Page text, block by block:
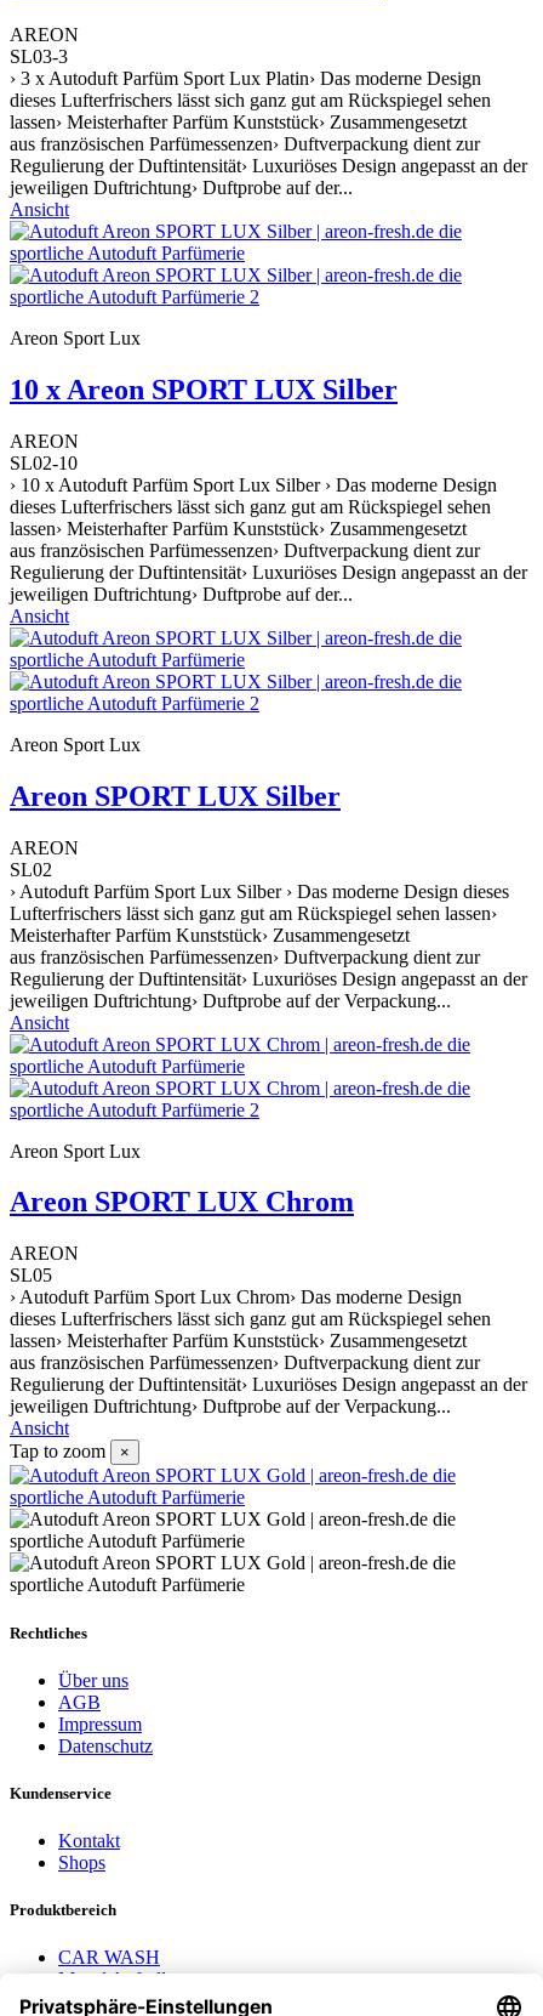
AREON
SL03-3
› 3 x Autoduft Parfüm Sport Lux Platin› Das moderne Design
dieses Lufterfrischers lässt sich ganz gut am Rückspiegel sehen
lassen› Meisterhafter Parfüm Kunststück› Zusammengesetzt
aus französischen Parfümessenzen› Duftverpackung dient zur
Regulierung der Duftintensität› Luxuriöses Design angepasst an der
jeweiligen Duftrichtung› Duftprobe auf der...
Ansicht
Areon Sport Lux
10 x Areon SPORT LUX Silber
AREON
SL02-10
› 10 x Autoduft Parfüm Sport Lux Silber › Das moderne Design
dieses Lufterfrischers lässt sich ganz gut am Rückspiegel sehen
lassen› Meisterhafter Parfüm Kunststück› Zusammengesetzt
aus französischen Parfümessenzen› Duftverpackung dient zur
Regulierung der Duftintensität› Luxuriöses Design angepasst an der
jeweiligen Duftrichtung› Duftprobe auf der...
Ansicht
Areon Sport Lux
Areon SPORT LUX Silber
AREON
SL02
› Autoduft Parfüm Sport Lux Silber › Das moderne Design dieses
Lufterfrischers lässt sich ganz gut am Rückspiegel sehen lassen›
Meisterhafter Parfüm Kunststück› Zusammengesetzt
aus französischen Parfümessenzen› Duftverpackung dient zur
Regulierung der Duftintensität› Luxuriöses Design angepasst an der
jeweiligen Duftrichtung› Duftprobe auf der Verpackung...
Ansicht
Areon Sport Lux
Areon SPORT LUX Chrom
AREON
SL05
› Autoduft Parfüm Sport Lux Chrom› Das moderne Design
dieses Lufterfrischers lässt sich ganz gut am Rückspiegel sehen
lassen› Meisterhafter Parfüm Kunststück› Zusammengesetzt
aus französischen Parfümessenzen› Duftverpackung dient zur
Regulierung der Duftintensität› Luxuriöses Design angepasst an der
jeweiligen Duftrichtung› Duftprobe auf der Verpackung...
Ansicht
Tap to zoom
×
Rechtliches
Über uns
AGB
Impressum
Datenschutz
Kundenservice
Kontakt
Shops
Produktbereich
CAR WASH
Mavel Aufroller
AEROTEC